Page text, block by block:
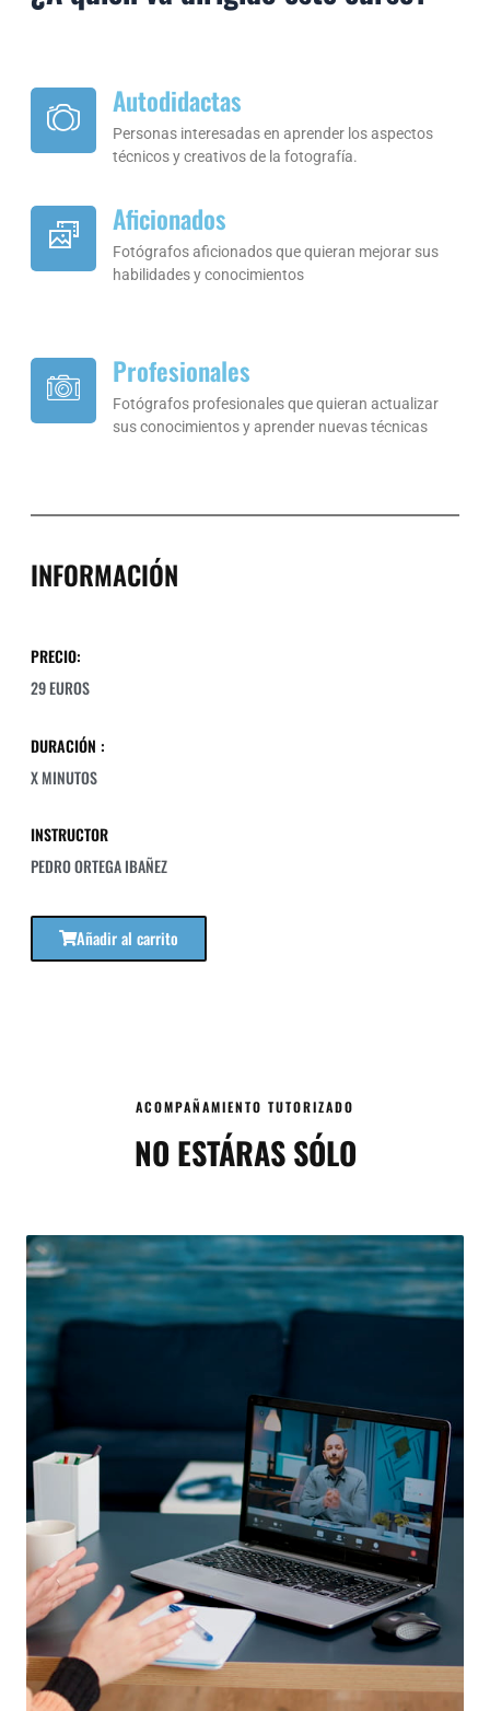
Autodidactas
Personas interesadas en aprender los aspectos
técnicos y creativos de la fotografía.
Aficionados
Fotógrafos aficionados que quieran mejorar sus
habilidades y conocimientos
Profesionales
Fotógrafos profesionales que quieran actualizar
sus conocimientos y aprender nuevas técnicas
INFORMACIÓN
PRECIO:
29 EUROS
DURACIÓN :
X MINUTOS
INSTRUCTOR
PEDRO ORTEGA IBAÑEZ
Añadir al carrito
ACOMPAÑAMIENTO TUTORIZADO
NO ESTÁRAS SÓLO